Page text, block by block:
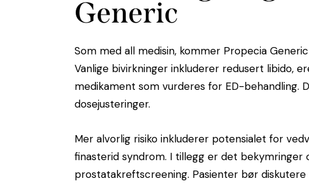
Generic
Som med all medisin, kommer Propecia
Vanlige bivirkninger inkluderer redusert libido,
medikament som vurderes for ED-behandling.
dosejusteringer.
Mer alvorlig risiko inkluderer potensialet for
finasterid syndrom. I tillegg er det bekymringer
prostatakreftscreening. Pasienter bør